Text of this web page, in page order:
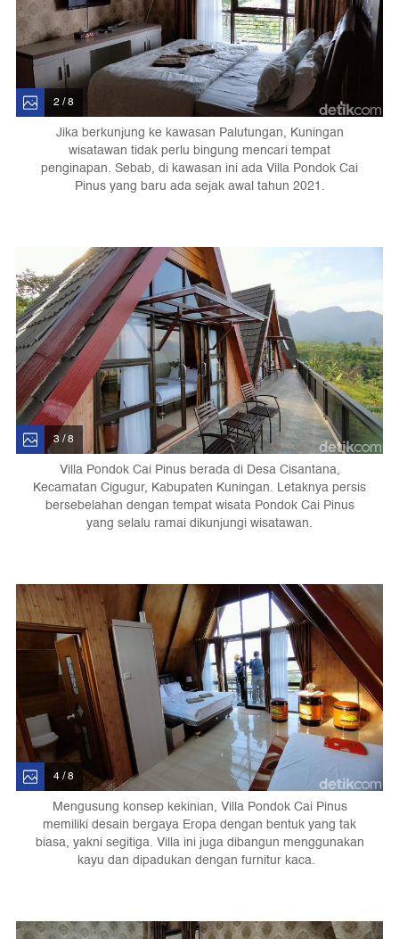
2 / 8
Jika berkunjung ke kawasan Palutungan, Kuningan
wisatawan tidak perlu bingung mencari tempat
penginapan. Sebab, di kawasan ini ada Villa Pondok Cai
Pinus yang baru ada sejak awal tahun 2021.
3 / 8
Villa Pondok Cai Pinus berada di Desa Cisantana,
Kecamatan Cigugur, Kabupaten Kuningan. Letaknya persis
bersebelahan dengan tempat wisata Pondok Cai Pinus
yang selalu ramai dikunjungi wisatawan.
4 / 8
Mengusung konsep kekinian, Villa Pondok Cai Pinus
memiliki desain bergaya Eropa dengan bentuk yang tak
biasa, yakni segitiga. Villa ini juga dibangun menggunakan
kayu dan dipadukan dengan furnitur kaca.